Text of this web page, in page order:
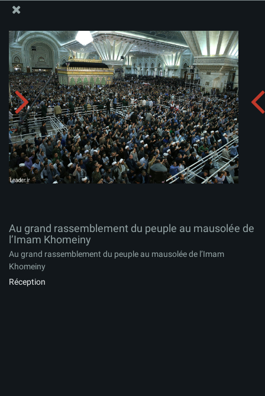
Au grand rassemblement du peuple au mausolée de
l’Imam Khomeiny
Télécharger l'album:
Au grand rassemblement du peuple au mausolée de
l’Imam Khomeiny
Au grand rassemblement du peuple au mausolée de l’Imam
Khomeiny
Réception